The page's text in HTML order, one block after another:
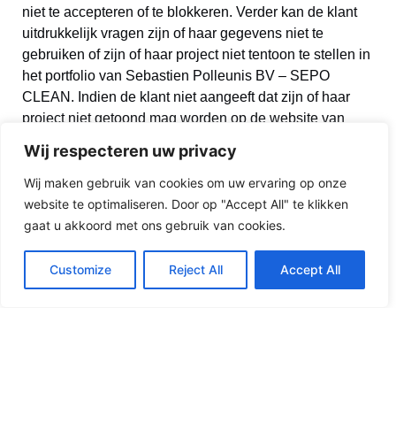
Wij respecteren uw privacy
Wij maken gebruik van cookies om uw ervaring op onze
website te optimaliseren. Door op "Accept All" te klikken
gaat u akkoord met ons gebruik van cookies.
Customize Reject All Accept All
niet te accepteren of te blokkeren. Verder kan de klant
uitdrukkelijk vragen zijn of haar gegevens niet te
gebruiken of zijn of haar project niet tentoon te stellen in
het portfolio van Sebastien Polleunis BV – SEPO
CLEAN. Indien de klant niet aangeeft dat zijn of haar
project niet getoond mag worden op de website van
Sebastien Polleunis BV – SEPO CLEAN zich het recht
om hier zonder toestemming gebruik van te maken.
Wijzigingen aan het
privacybeleid
Sebastien Polleunis BV – SEPO CLEAN kan ten allen